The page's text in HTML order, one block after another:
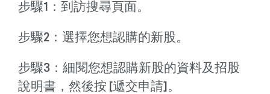
步驟1：到訪搜尋頁面。
步驟2：選擇您想認購的新股。
步驟3：細閱您想認購新股的資料及招股
說明書，然後按 [遞交申請]。